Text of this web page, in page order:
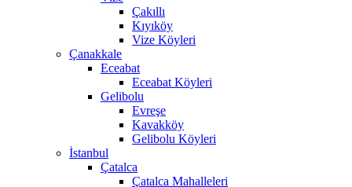
Çakıllı
Kıyıköy
Vize Köyleri
Çanakkale
Eceabat
Eceabat Köyleri
Gelibolu
Evreşe
Kavakköy
Gelibolu Köyleri
İstanbul
Çatalca
Çatalca Mahalleleri